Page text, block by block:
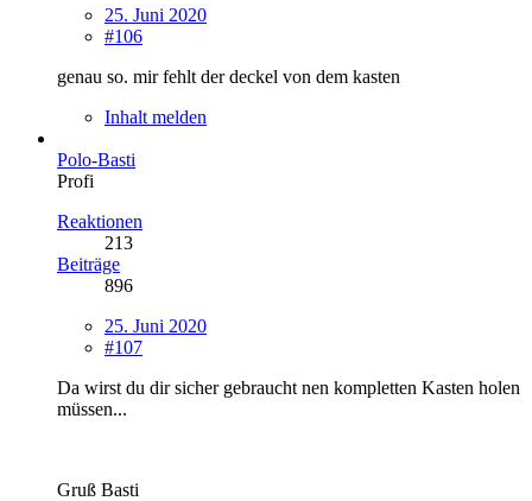
25. Juni 2020
#106
genau so. mir fehlt der deckel von dem kasten
Inhalt melden
Polo-Basti
Profi
Reaktionen
213
Beiträge
896
25. Juni 2020
#107
Da wirst du dir sicher gebraucht nen kompletten Kasten holen
müssen...
Gruß Basti